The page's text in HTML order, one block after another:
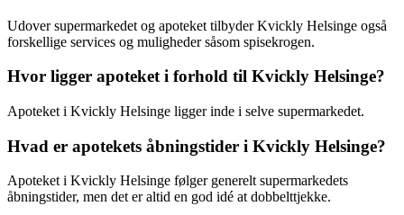
Udover supermarkedet og apoteket tilbyder Kvickly Helsinge også
forskellige services og muligheder såsom spisekrogen.
Hvor ligger apoteket i forhold til Kvickly Helsinge?
Apoteket i Kvickly Helsinge ligger inde i selve supermarkedet.
Hvad er apotekets åbningstider i Kvickly Helsinge?
Apoteket i Kvickly Helsinge følger generelt supermarkedets
åbningstider, men det er altid en god idé at dobbelttjekke.